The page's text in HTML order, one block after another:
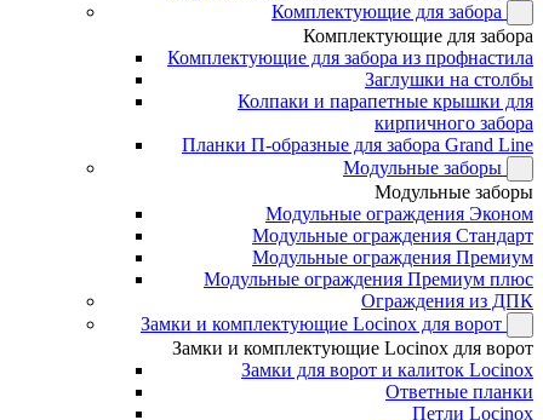
Комплектующие для забора
Комплектующие для забора
Комплектующие для забора из профнастила
Заглушки на столбы
Колпаки и парапетные крышки для
кирпичного забора
Планки П-образные для забора Grand Line
Модульные заборы
Модульные заборы
Модульные ограждения Эконом
Модульные ограждения Стандарт
Модульные ограждения Премиум
Модульные ограждения Премиум плюс
Ограждения из ДПК
Замки и комплектующие Locinox для ворот
Замки и комплектующие Locinox для ворот
Замки для ворот и калиток Locinox
Ответные планки
Петли Locinox